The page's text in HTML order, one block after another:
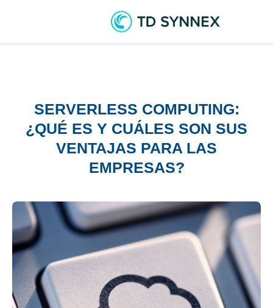
SERVERLESS COMPUTING:
¿QUÉ ES Y CUÁLES SON SUS
VENTAJAS PARA LAS
EMPRESAS?